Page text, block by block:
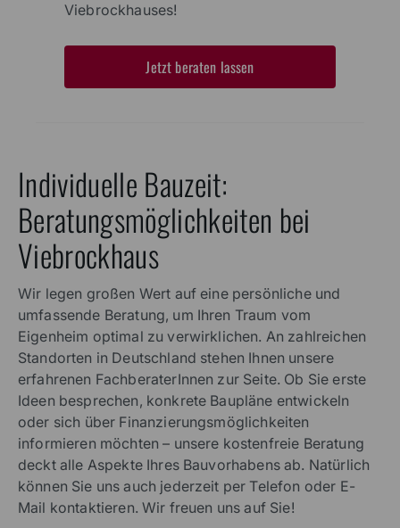
Viebrockhauses!
Jetzt beraten lassen
Individuelle Bauzeit:
Beratungsmöglichkeiten bei
Viebrockhaus
Wir legen großen Wert auf eine persönliche und
umfassende Beratung, um Ihren Traum vom
Eigenheim optimal zu verwirklichen. An zahlreichen
Standorten in Deutschland stehen Ihnen unsere
erfahrenen FachberaterInnen zur Seite. Ob Sie erste
Ideen besprechen, konkrete Baupläne entwickeln
oder sich über Finanzierungsmöglichkeiten
informieren möchten – unsere kostenfreie Beratung
deckt alle Aspekte Ihres Bauvorhabens ab. Natürlich
können Sie uns auch jederzeit per Telefon oder E-
Mail kontaktieren. Wir freuen uns auf Sie!